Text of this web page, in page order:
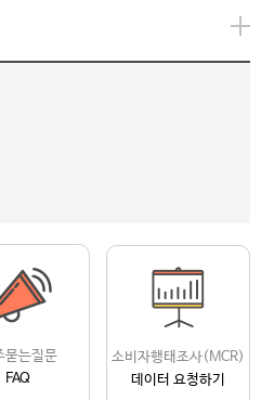
묻는질문
FAQ
소비자행태조사(MCR)
데이터 요청하기